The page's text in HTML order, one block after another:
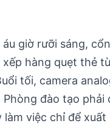
áu giờ rưỡi sáng,
xếp hàng quẹt thẻ
tối, camera
Phòng đào tạo
làm việc chỉ để